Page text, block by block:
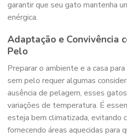
garantir que seu gato mantenha
enérgica.
Adaptação e Convivência
Pelo
Preparar o ambiente e a casa
sem pelo requer algumas
ausência de pelagem, esses
variações de temperatura. É
esteja bem climatizada, evitando
fornecendo áreas aquecidas para